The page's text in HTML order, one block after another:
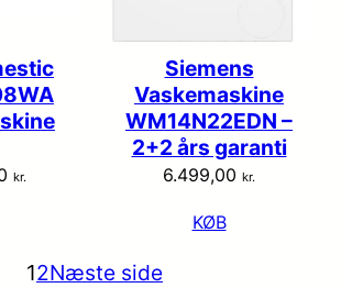
kr.
Siemens
Vaskemaskine
WM14N22EDN –
2+2 års garanti
6.499,00 kr.
KØB
12Næste side